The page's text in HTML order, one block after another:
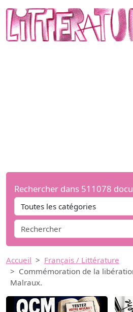
Rechercher dans 511078
Accueil
Français / Littérature
Commémoration de la
Malraux.